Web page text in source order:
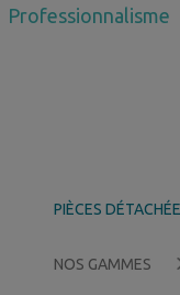
Professionnalisme
PIÈCES
NOS GAMMES